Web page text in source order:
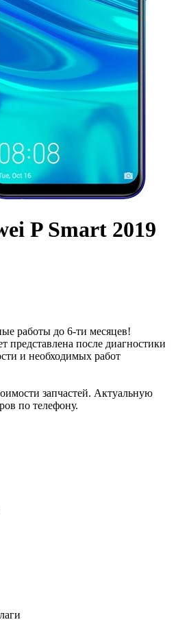
P Smart 2019
работы до 6-ти месяцев!
представлена после диагностики
и необходимых работ
запчастей. Актуальную
по телефону.